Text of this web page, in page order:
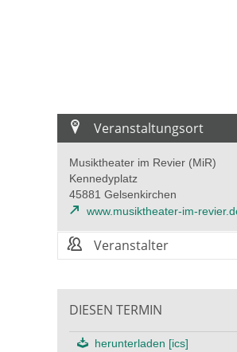
Veranstaltungsort
Musiktheater im Revier (MiR)
Kennedyplatz
45881 Gelsenkirchen
www.musiktheater-im-
Veranstalter
DIESEN TERMIN
herunterladen [ics]